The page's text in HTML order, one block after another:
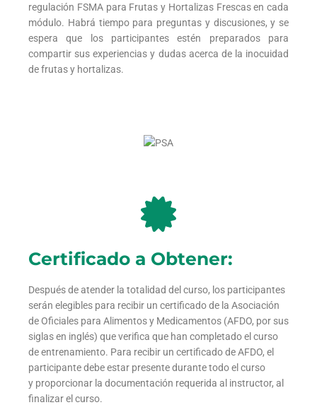
regulación FSMA para Frutas y Hortalizas Frescas en cada
módulo. Habrá tiempo para preguntas y discusiones, y se
espera que los participantes estén preparados para
compartir sus experiencias y dudas acerca de la inocuidad
de frutas y hortalizas.
Certificado a Obtener:
Después de atender la totalidad del curso, los participantes
serán elegibles para recibir un certificado de la Asociación
de Oficiales para Alimentos y Medicamentos (AFDO, por sus
siglas en inglés) que verifica que han completado el curso
de entrenamiento. Para recibir un certificado de AFDO, el
participante debe estar presente durante todo el curso
y proporcionar la documentación requerida al instructor, al
finalizar el curso.